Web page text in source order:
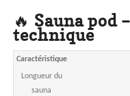
🔥 Sauna pod
technique
Caractéristique
Longueur du
sauna